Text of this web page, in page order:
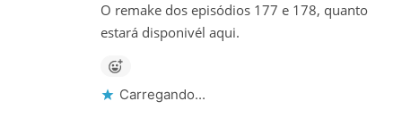
O remake dos episódios 177 e 178, quanto
estará disponivél aqui.
Carregando...